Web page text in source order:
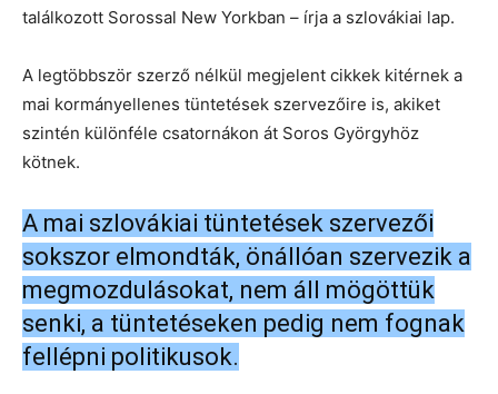
találkozott Sorossal New Yorkban – írja a szlovákiai lap.
A legtöbbször szerző nélkül megjelent cikkek kitérnek a
mai kormányellenes tüntetések szervezőire is, akiket
szintén különféle csatornákon át Soros Györgyhöz
kötnek.
A mai szlovákiai tüntetések szervezői
sokszor elmondták, önállóan szervezik a
megmozdulásokat, nem áll mögöttük
senki, a tüntetéseken pedig nem fognak
fellépni politikusok.